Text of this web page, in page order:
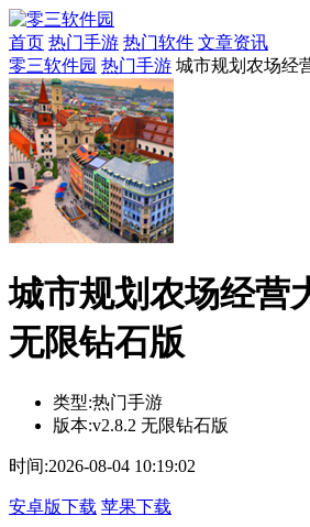
首页 热门手游 热门软件 文章资讯
零三软件园 热门手游 城市规划农场经
城市规划农场经营
无限钻石版
类型:热门手游
版本:v2.8.2 无限钻石版
时间:2026-08-04 10:19:02
安卓版下载 苹果下载